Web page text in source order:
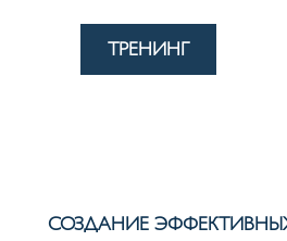
ТРЕНИНГ
СОЗДАНИЕ